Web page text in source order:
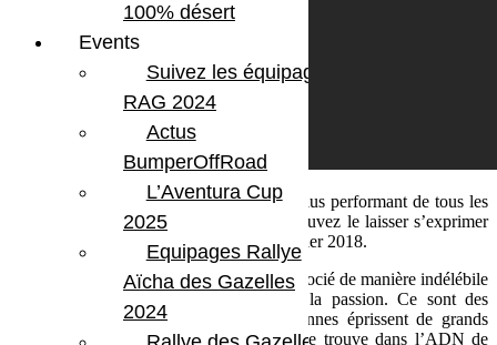
Lorsque vous créez la Jeep Wrangler le plus performant de tous les
temps, vous pouvez en parler, ou vous pouvez le laisser s’exprimer
de lui-même. Le tout nouveau Jeep Wrangler 2018.
Depuis plus de 75 ans, le nom Jeep est associé de manière indélébile
à la liberté, l’authenticité, l’aventure et la passion. Ce sont des
véhicules pour les aventuriers, les personnes éprissent de grands
espaces de liberté, parce que l’aventure se trouve dans l’ADN de
100% désert
Events
Suivez les équipages
RAG 2024
Actus
BumperOffRoad
L’Aventura Cup
2025
Equipages Rallye
Aïcha des Gazelles
2024